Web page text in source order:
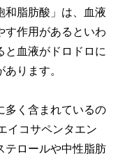
イデアを提供するお金の
和脂肪酸」は、血液
す作用があるといわ
と血液がドロドロに
ります。
多く含まれているの
イコサペンタエン
テロールや中性脂肪